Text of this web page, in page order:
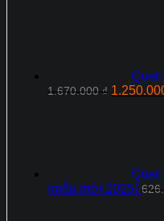
Quạt
1.670.000₫ Giá
Quạt
(mẫu mới 2025)